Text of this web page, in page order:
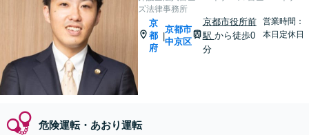
ズ法律事務所
京
都
府
|
京都市
中京区
京都市役所前
駅 から徒歩0
分
営業時間：
本日定休日
危険運転・あおり運転